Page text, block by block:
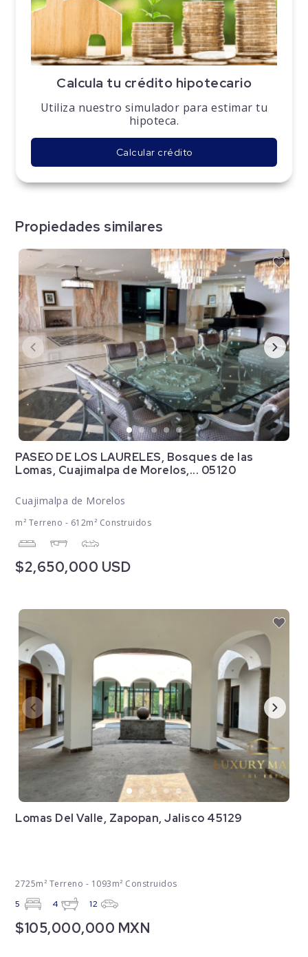
Calcula tu crédito hipotecario
Utiliza nuestro simulador para estimar tu
hipoteca.
Calcular crédito
Propiedades similares
PASEO DE LOS LAURELES, Bosques de las
Lomas, Cuajimalpa de Morelos,... 05120
Cuajimalpa de Morelos
m² Terreno - 612m² Construidos
$2,650,000 USD
Lomas Del Valle, Zapopan, Jalisco 45129
2725m² Terreno - 1093m² Construidos
5 4 12
$105,000,000 MXN